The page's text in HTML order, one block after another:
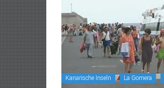
Kanarische Inseln La Gomera